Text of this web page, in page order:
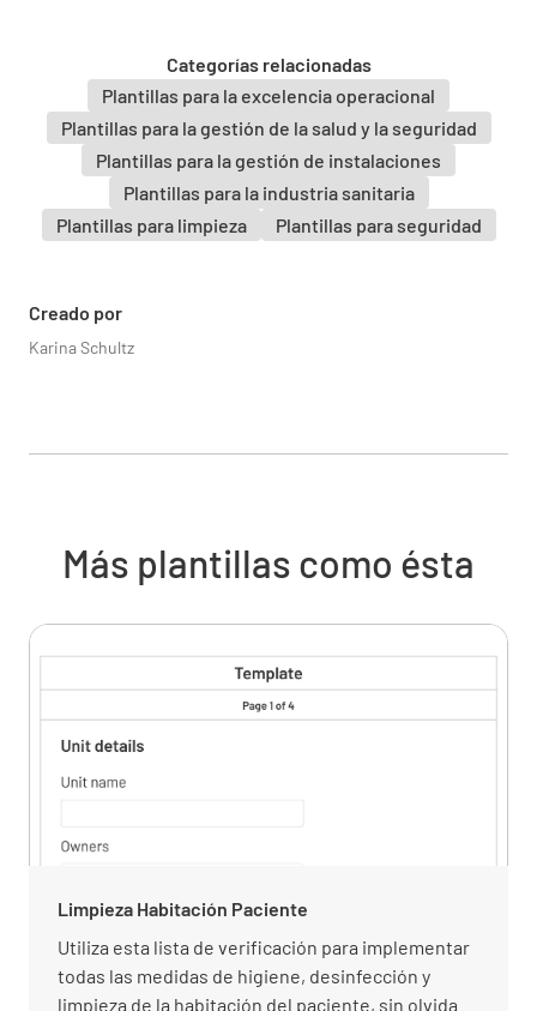
Categorías relacionadas
Plantillas para la excelencia operacional
Plantillas para la gestión de la salud y la seguridad
Plantillas para la gestión de instalaciones
Plantillas para la industria sanitaria
Plantillas para limpieza
Plantillas para seguridad
Creado por
Karina Schultz
¿Siguió esas precauciones como se indica?
✔️
Lávese las manos antes de entrar en la zona.
✔️ ❌
¿Siguió las instrucciones del fabricante para la
dilución exacta y el tiempo de exposición de
las soluciones de limpieza y desinfección?
✔️
Durante la limpieza
Comienza con las áreas menos sucias y luego
llega a las áreas más sucias y comienza con las
Más plantillas como ésta
Limpieza Habitación Paciente
Utiliza esta lista de verificación para implementar
todas las medidas de higiene, desinfección y
limpieza de la habitación del paciente, sin olvidar